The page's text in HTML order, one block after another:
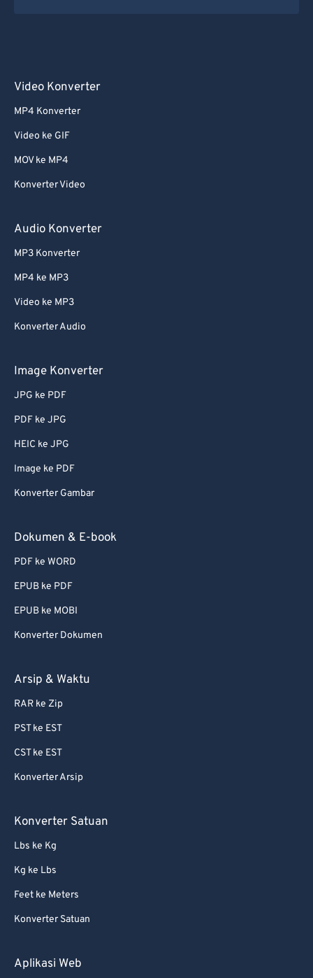
Video Konverter
MP4 Konverter
Video ke GIF
MOV ke MP4
Konverter Video
Audio Konverter
MP3 Konverter
MP4 ke MP3
Video ke MP3
Konverter Audio
Image Konverter
JPG ke PDF
PDF ke JPG
HEIC ke JPG
Image ke PDF
Konverter Gambar
Dokumen & E-book
PDF ke WORD
EPUB ke PDF
EPUB ke MOBI
Konverter Dokumen
Arsip & Waktu
RAR ke Zip
PST ke EST
CST ke EST
Konverter Arsip
Konverter Satuan
Lbs ke Kg
Kg ke Lbs
Feet ke Meters
Konverter Satuan
Aplikasi Web